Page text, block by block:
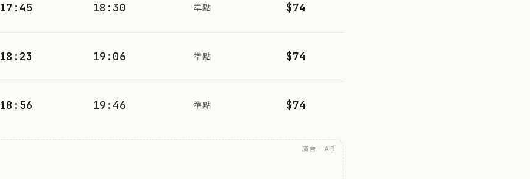
17:45 18:30 準點 $74
18:23 19:06 準點 $74
18:56 19:46 準點 $74
廣告 · AD